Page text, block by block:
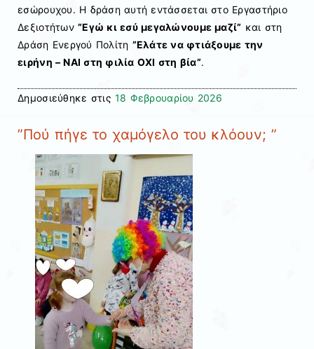
εσώρουχου. Η δράση αυτή εντάσσεται στο Εργαστήριο
Δεξιοτήτων”Εγώ κι εσύ μεγαλώνουμε μαζί” και στη
Δράση Ενεργού Πολίτη ”Ελάτε να φτιάξουμε την
ειρήνη – ΝΑΙ στη φιλία ΟΧΙ στη βία”.
Δημοσιεύθηκε στις 18 Φεβρουαρίου 2026
”Πού πήγε το χαμόγελο του κλόουν; ”